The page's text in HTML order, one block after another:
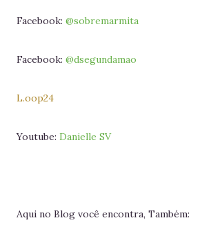
Facebook: @sobremarmita
Facebook: @dsegundamao
L.oop24
Youtube: Danielle SV
Aqui no Blog você encontra, Também: